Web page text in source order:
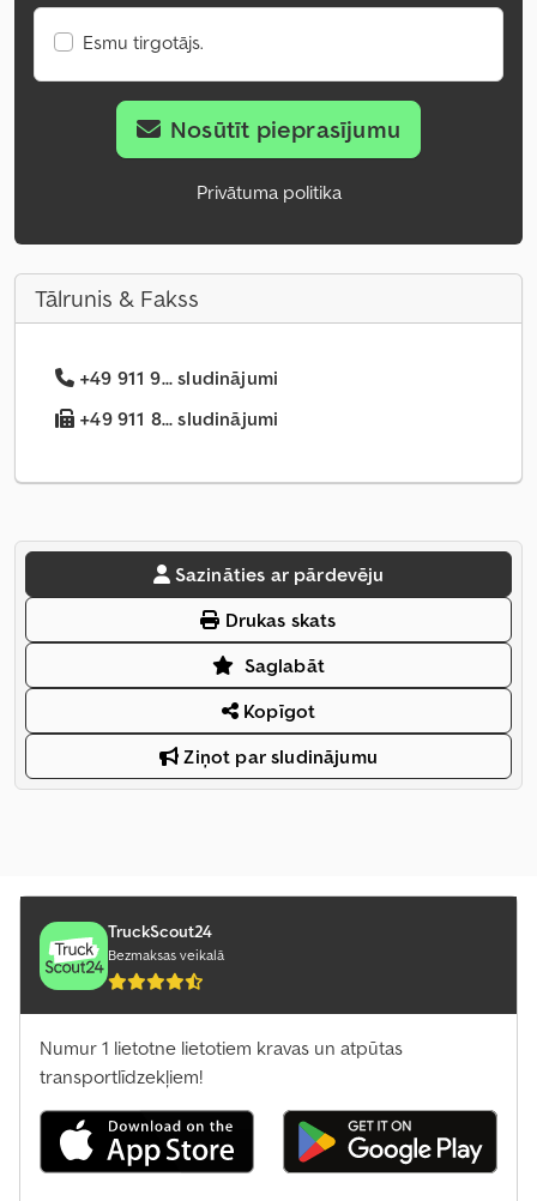
Esmu tirgotājs.
Nosūtīt pieprasījumu
Privātuma politika
Tālrunis & Fakss
+49 911 9... sludinājumi
+49 911 8... sludinājumi
Sazināties ar pārdevēju
Drukas skats
Saglabāt
Kopīgot
Ziņot par sludinājumu
TruckScout24
Bezmaksas veikalā
Numur 1 lietotne lietotiem kravas un atpūtas
transportlīdzekļiem!